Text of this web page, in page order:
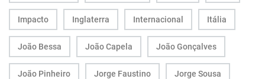
Impacto Inglaterra Internacional Itália
João Bessa João Capela João Gonçalves
João Pinheiro Jorge Faustino Jorge Sousa